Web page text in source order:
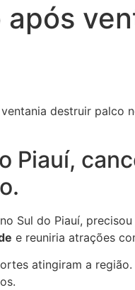
Piauí,
Sul do Piauí,
e reuniria atrações
atingiram a